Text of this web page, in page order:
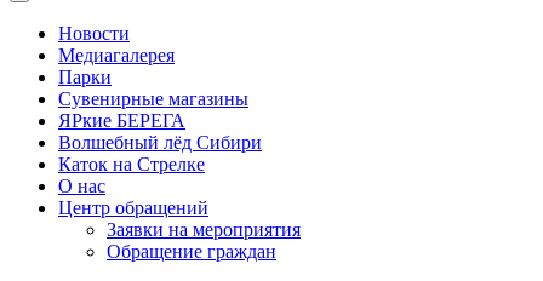
Новости
Медиагалерея
Парки
Сувенирные магазины
ЯРкие БЕРЕГА
Волшебный лёд Сибири
Каток на Стрелке
О нас
Центр обращений
Заявки на мероприятия
Обращение граждан